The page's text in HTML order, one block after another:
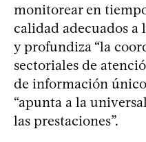
monitorear en
calidad adecuados a
y profundiza “la
sectoriales de
de información
“apunta a la
las prestaciones”.